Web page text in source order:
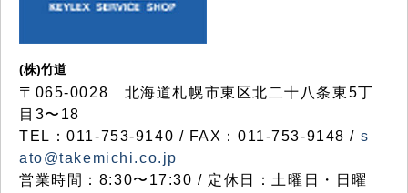
(株)竹道
〒065-0028 北海道札幌市東区北二十八条東5丁
目3〜18
TEL：011-753-9140 / FAX：011-753-9148 / s
ato@takemichi.co.jp
営業時間：8:30〜17:30 / 定休日：土曜日・日曜